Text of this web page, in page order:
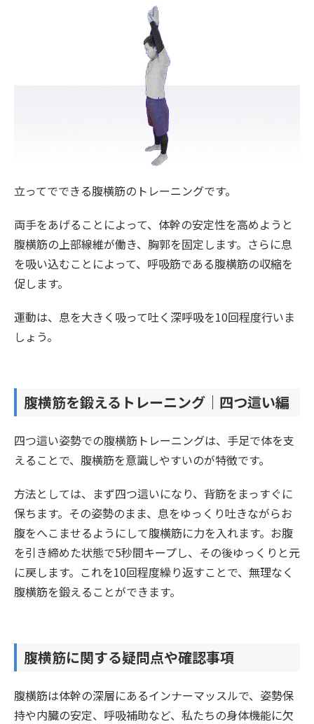
立ってでできる腹横筋のトレーニングです。
両手をあげることによって、体幹の安定性を高めようと
腹横筋の上部線維が働き、胸郭を固定します。さらに息
を吸い込むことによって、呼吸筋である腹横筋の収縮を
促します。
運動は、息を大きく吸って吐く深呼吸を10回程度行いま
しょう。
腹横筋を鍛えるトレーニング｜四つ這い編
四つ這い姿勢での腹横筋トレーニングは、手足で体を支
えることで、腹横筋を意識しやすいのが特徴です。
方法としては、まず四つ這いになり、背筋をまっすぐに
保ちます。その姿勢のまま、息をゆっくり吐きながらお
腹をへこませるようにして腹横筋に力を入れます。お腹
を引き締めた状態で5秒間キープし、その後ゆっくりと元
に戻します。これを10回程度繰り返すことで、無理なく
腹横筋を鍛えることができます。
腹横筋に関する疑問点や確認事項
腹横筋は体幹の深層にあるインナーマッスルで、姿勢保
持や内臓の安定、呼吸補助など、私たちの身体機能に欠